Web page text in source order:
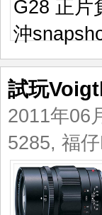
試玩
2011年06
5285, 福